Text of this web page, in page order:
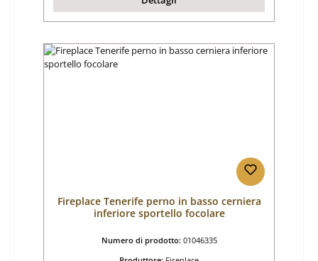
Fireplace Tenerife perno in basso cerniera
inferiore sportello focolare
Numero di prodotto: 01046335